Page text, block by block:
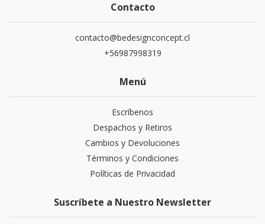
Contacto
contacto@bedesignconcept.cl
+56987998319
Menú
Escríbenos
Despachos y Retiros
Cambios y Devoluciones
Términos y Condiciones
Políticas de Privacidad
Suscríbete a Nuestro Newsletter